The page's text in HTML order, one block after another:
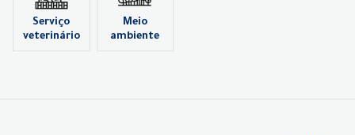
Serviço
veterinário
Meio
ambiente